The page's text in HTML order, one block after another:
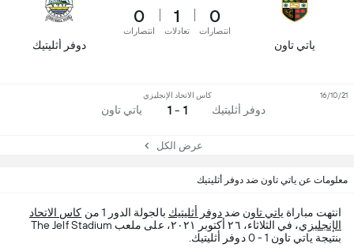
ياتي تاون
0
انتصارات
1
تعادلات
0
انتصارات
دوفر أثليتيك
دوفر أثليتيك
كاس الاتحاد الإنجليزي
1 - 1 ياتي تاون
16/10/21
عرض الكل
معلومات عن ياتي تاون ضد دوفر أثليتيك
انتهت مباراة ياتي تاون ضد دوفر أثليتيك بالجولة الدور 1 من
كاس الاتحاد
الإنجليزي
، في الثلاثاء، ٢٦ أكتوبر ٢٠٢١، على ملعب The Jelf Stadium
بنتيجة ياتي تاون 1 - 0 دوفر أثليتيك.